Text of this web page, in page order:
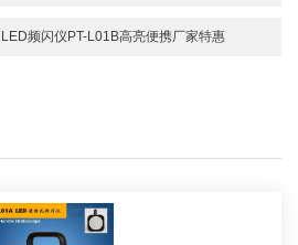
频闪仪PT-L01B高亮便携厂家特惠